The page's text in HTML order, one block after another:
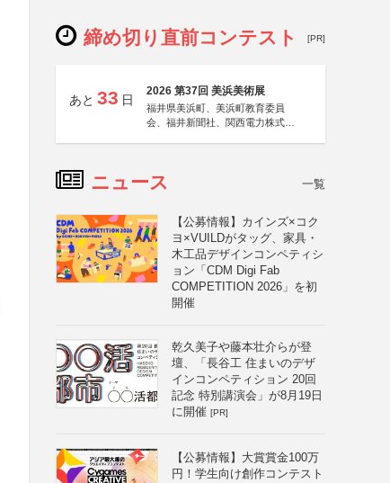
締め切り直前コンテスト [PR]
あと 33 日
2026 第37回 美浜美術展
福井県美浜町、美浜町教育委員
会、福井新聞社、関西電力株式会
ニュース 一覧
【公募情報】カインズ×コク
ヨ×VUILDがタッグ、家具・
木工品デザインコンペティシ
ョン「CDM Digi Fab
COMPETITION 2026」を初
開催
乾久美子や藤本壮介らが登
壇、「長谷工 住まいのデザ
インコンペティション 20回
記念 特別講演会」が8月19日
に開催 [PR]
【公募情報】大賞賞金100万
円！学生向け創作コンテスト